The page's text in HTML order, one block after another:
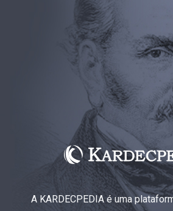
A KARDECPEDIA é uma